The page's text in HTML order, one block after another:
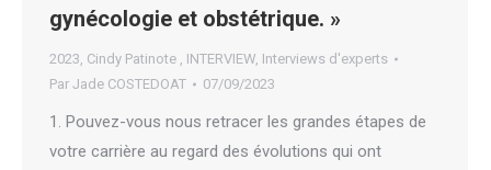
gynécologie et obstétrique. »
2023, Cindy Patinote , INTERVIEW, Interviews d'experts
Par Jade COSTEDOAT 07/09/2023
1. Pouvez-vous nous retracer les grandes étapes de
votre carrière au regard des évolutions qui ont